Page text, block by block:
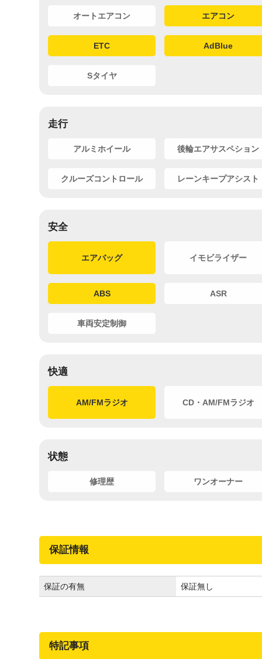
オートエアコン エアコン
ETC AdBlue
Sタイヤ
走行
アルミホイール 後輪エアサスペション
クルーズコントロール レーンキープアシスト
安全
エアバッグ イモビライザー
ABS ASR
車両安定制御
快適
AM/FMラジオ CD・AM/FMラジオ
状態
修理歴 ワンオーナー
保証情報
保証の有無 保証無し
特記事項